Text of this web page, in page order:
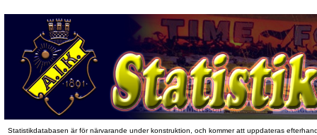
Statistikdatabasen är för närvarande under konstruktion, och kommer att uppdateras